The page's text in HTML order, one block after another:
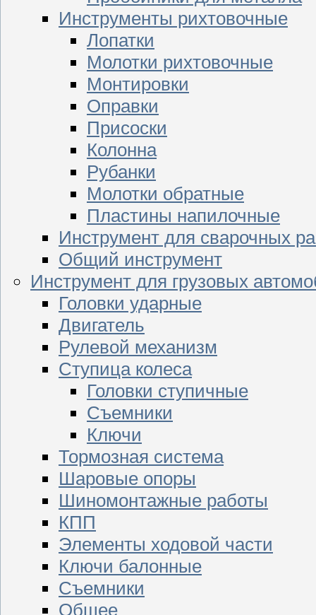
Инструменты рихтовочные
Лопатки
Молотки рихтовочные
Монтировки
Оправки
Присоски
Колонна
Рубанки
Молотки обратные
Пластины напилочные
Инструмент для сварочных
Общий инструмент
Инструмент для грузовых
Головки ударные
Двигатель
Рулевой механизм
Ступица колеса
Головки ступичные
Съемники
Ключи
Тормозная система
Шаровые опоры
Шиномонтажные работы
КПП
Элементы ходовой части
Ключи балонные
Съемники
Общее